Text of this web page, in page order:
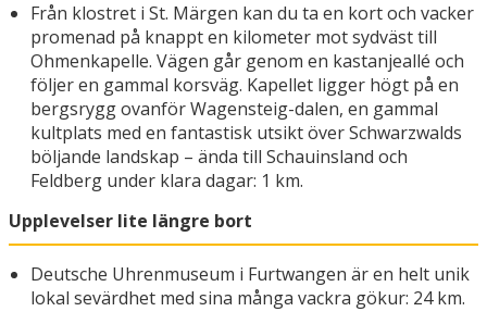
Från klostret i St. Märgen kan du ta en kort och vacker
promenad på knappt en kilometer mot sydväst till
Ohmenkapelle. Vägen går genom en kastanjeallé och
följer en gammal korsväg. Kapellet ligger högt på en
bergsrygg ovanför Wagensteig-dalen, en gammal
kultplats med en fantastisk utsikt över Schwarzwalds
böljande landskap – ända till Schauinsland och
Feldberg under klara dagar: 1 km.
Upplevelser lite längre bort
Deutsche Uhrenmuseum i Furtwangen är en helt unik
lokal sevärdhet med sina många vackra gökur: 24 km.